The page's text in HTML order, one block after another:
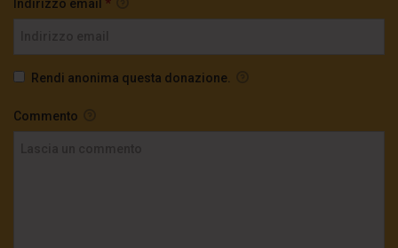
Indirizzo email *
Rendi anonima questa donazione.
Commento